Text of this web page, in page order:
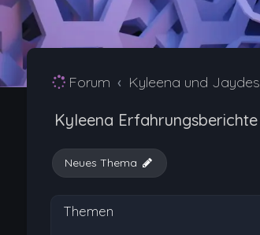
Forum Kyleena und
Kyleena
Neues Thema
Themen